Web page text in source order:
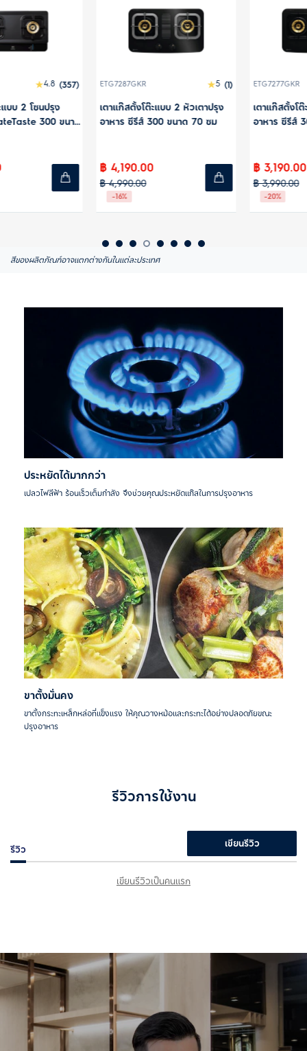
(1)
งโต๊ะแบบ 2 หัวเตาปรุง
รีส์ 300 ขนาด 70 ซม
ETG7277GKR (1)
เตาแก๊สตั้งโต๊ะแบบ 2 หัวเตาปรุง
อาหาร ซีรีส์ 300 ขนาด 70 ซม
฿ 3,190.00
฿ 3,990.00
เตาแ
อาหา
฿
฿
สีของผลิตภัณฑ์อาจแตกต่างกันในแต่ละประเทศ
ประหยัดได้มากกว่า
เปลวไฟสีฟ้า ร้อนเร็วเต็มกำลัง จึงช่วยคุณประหยัดแก๊สในการปรุงอาหาร
ขาตั้งมั่นคง
ขาตั้งกระทะเหล็กหล่อที่แข็งแรง ให้คุณวางหม้อและกระทะได้อย่างปลอดภัยขณะ
ปรุงอาหาร
รีวิวการใช้งาน
รีวิว เขียนรีวิว
เขียนรีวิวเป็นคนแรก